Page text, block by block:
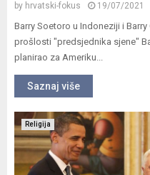
by hrvatski-fokus 19/07/2021
Barry Soetoro u Indoneziji i
prošlosti "predsjednika sjene"
planirao za Ameriku...
Saznaj više
Religija